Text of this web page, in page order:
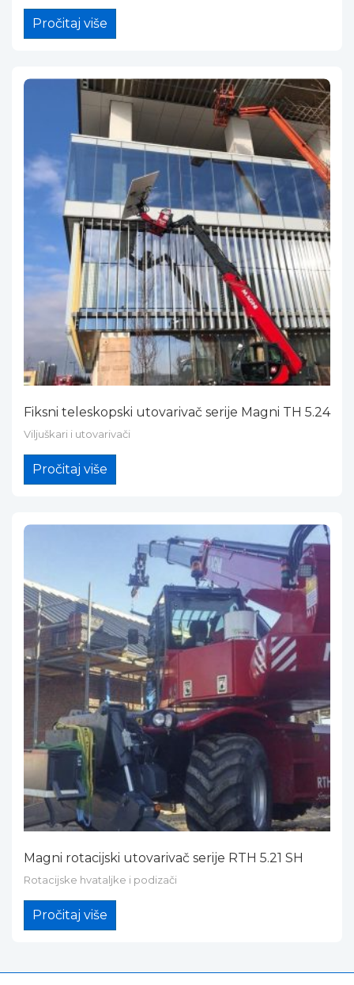
Pročitaj više
Fiksni teleskopski utovarivač serije Magni TH 5.24
Viljuškari i utovarivači
Pročitaj više
Magni rotacijski utovarivač serije RTH 5.21 SH
Rotacijske hvataljke i podizači
Pročitaj više